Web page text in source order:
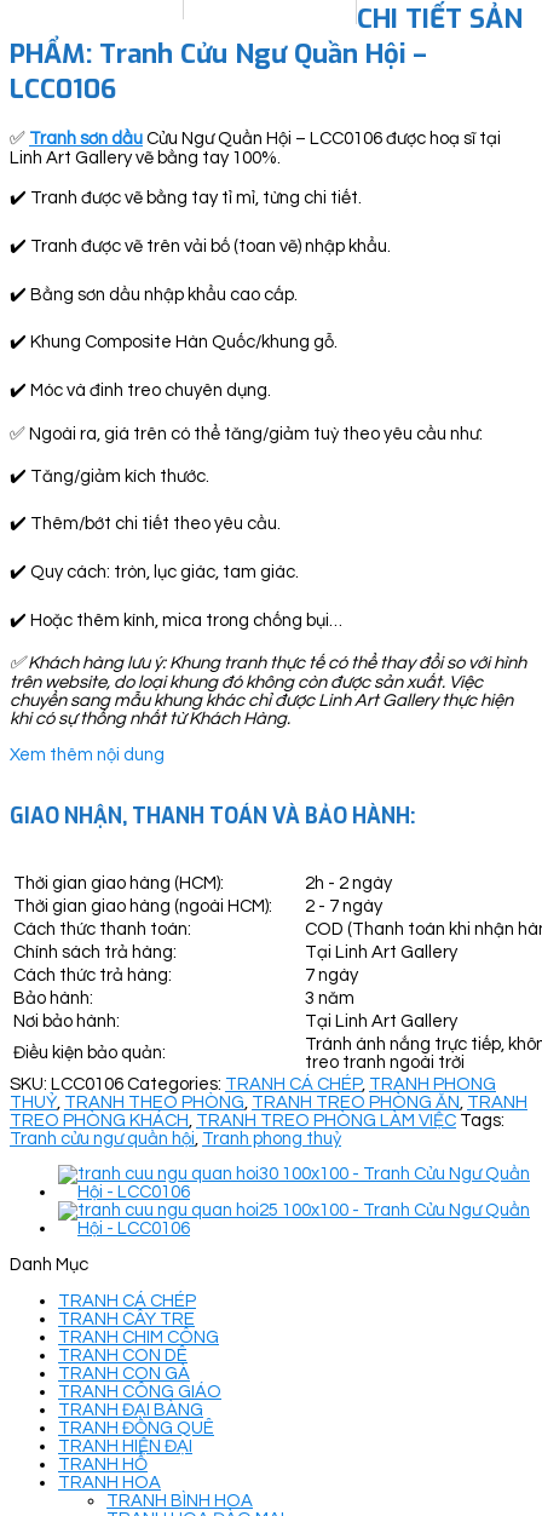
CHI TIẾT SẢN
PHẨM: Tranh Cửu Ngư Quần Hội –
LCC0106
✅ Tranh sơn dầu Cửu Ngư Quần Hội – LCC0106 được hoạ sĩ tại
Linh Art Gallery vẽ bằng tay 100%.
✔️ Tranh được vẽ bằng tay tỉ mỉ, từng chi tiết.
✔️ Tranh được vẽ trên vải bố (toan vẽ) nhập khẩu.
✔️ Bằng sơn dầu nhập khẩu cao cấp.
✔️ Khung Composite Hàn Quốc/khung gỗ.
✔️ Móc và đinh treo chuyên dụng.
✅ Ngoài ra, giá trên có thể tăng/giảm tuỳ theo yêu cầu như:
✔️ Tăng/giảm kích thước.
✔️ Thêm/bớt chi tiết theo yêu cầu.
✔️ Quy cách: tròn, lục giác, tam giác.
✔️ Hoặc thêm kính, mica trong chống bụi…
✅Khách hàng lưu ý: Khung tranh thực tế có thể thay đổi so với hình
trên website, do loại khung đó không còn được sản xuất. Việc
chuyển sang mẫu khung khác chỉ được Linh Art Gallery thực hiện
khi có sự thống nhất từ Khách Hàng.
Xem thêm nội dung
GIAO NHẬN, THANH TOÁN VÀ BẢO HÀNH:
Thời gian giao hàng (HCM):
2h - 2 ngày
Thời gian giao hàng (ngoài HCM):
2 - 7 ngày
Cách thức thanh toán:
COD (Thanh toán khi nhận
Chính sách trả hàng:
Tại Linh Art Gallery
Cách thức trả hàng:
7 ngày
Bảo hành:
3 năm
Nơi bảo hành:
Tại Linh Art Gallery
Điều kiện bảo quản:
Tránh ánh nắng trực tiếp,
treo tranh ngoài trời
SKU: LCC0106 Categories: TRANH CÁ CHÉP, TRANH PHONG
THUỶ TRANH THEO PHÒNG TRANH TREO PHÒNG ĂN TRANH
TREO PHÒNG KHÁCH TRANH TREO PHÒNG LÀM VIỆC Tags:
Tranh cửu ngư quần hội Tranh phong thuỷ
Danh Mục
TRANH CÁ CHÉP
TRANH CÂY TRE
TRANH CHIM CÔNG
TRANH CON DÊ
TRANH CON GÀ
TRANH CÔNG GIÁO
TRANH ĐẠI BÀNG
TRANH ĐỒNG QUÊ
TRANH HIỆN ĐẠI
TRANH HỔ
TRANH HOA
TRANH BÌNH HOA